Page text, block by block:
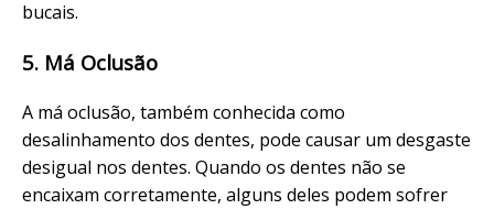
bucais.
5. Má Oclusão
A má oclusão, também conhecida como
desalinhamento dos dentes, pode causar um desgaste
desigual nos dentes. Quando os dentes não se
encaixam corretamente, alguns deles podem sofrer